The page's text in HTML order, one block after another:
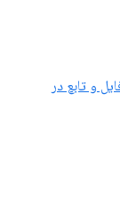
و تابع در